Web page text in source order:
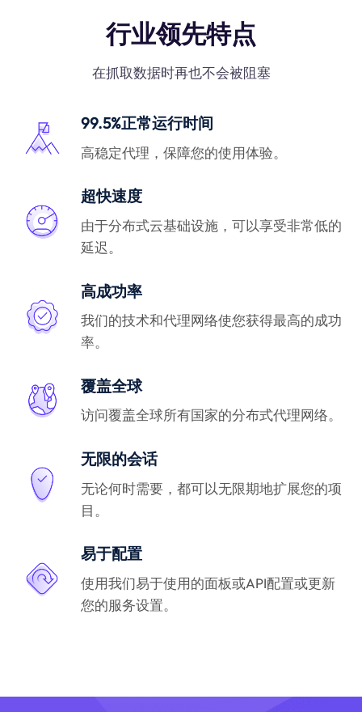
行业领先特点
在抓取数据时再也不会被阻塞
99.5%正常运行时间
高稳定代理，保障您的使用体验。
超快速度
由于分布式云基础设施，可以享受非常低的
延迟。
高成功率
我们的技术和代理网络使您获得最高的成功
率。
覆盖全球
访问覆盖全球所有国家的分布式代理网络。
无限的会话
无论何时需要，都可以无限期地扩展您的项
目。
易于配置
使用我们易于使用的面板或API配置或更新
您的服务设置。